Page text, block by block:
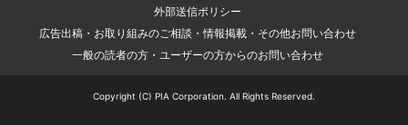
外部送信ポリシー
広告出稿・お取り組みのご相談・情報掲載・その他お問い合わせ
一般の読者の方・ユーザーの方からのお問い合わせ
Copyright (C) PIA Corporation. All Rights Reserved.